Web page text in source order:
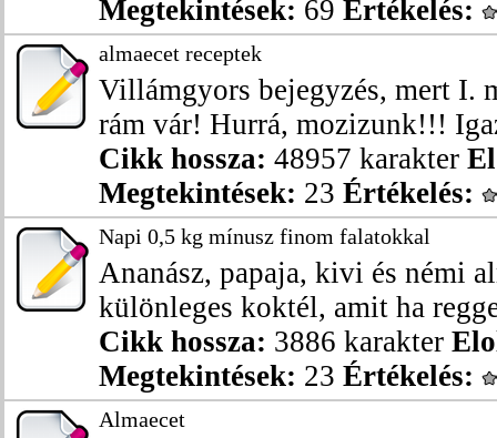
Megtekintések: 69 Értékelés:
almaecet receptek
Villámgyors bejegyzés, mert I.
rám vár! Hurrá, mozizunk!!!
Cikk hossza: 48957 karakter
Megtekintések: 23 Értékelés:
Napi 0,5 kg mínusz finom falatokkal
Ananász, papaja, kivi és némi
különleges koktél, amit ha
Cikk hossza: 3886 karakter
Megtekintések: 23 Értékelés:
Almaecet